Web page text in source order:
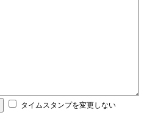
タイムスタンプを変更しない